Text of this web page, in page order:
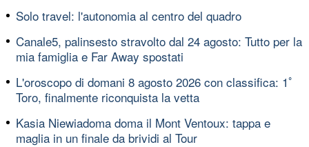
Solo travel: l'autonomia al centro del quadro
Canale5, palinsesto stravolto dal 24 agosto: Tutto per la
mia famiglia e Far Away spostati
L'oroscopo di domani 8 agosto 2026 con classifica: 1ﾟ
Toro, finalmente riconquista la vetta
Kasia Niewiadoma doma il Mont Ventoux: tappa e
maglia in un finale da brividi al Tour